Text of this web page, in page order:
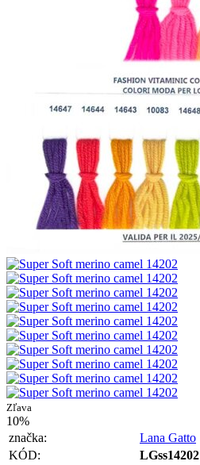
Zľava
10%
značka:
Lana Gatto
KÓD:
LGss14202